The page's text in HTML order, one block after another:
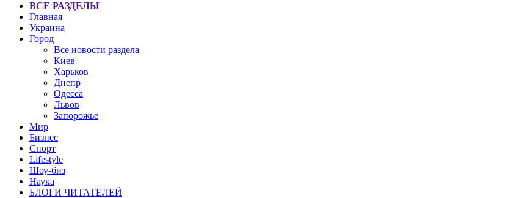
ВСЕ РАЗДЕЛЫ
Главная
Украина
Город
Все новости раздела
Киев
Харьков
Днепр
Одесса
Львов
Запорожье
Мир
Бизнес
Спорт
Lifestyle
Шоу-биз
Наука
БЛОГИ ЧИТАТЕЛЕЙ